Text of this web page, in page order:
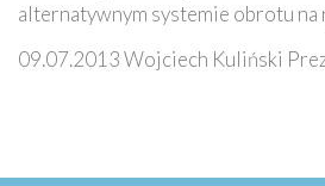
alternatywnym systemie obrotu na
09.07.2013 Wojciech Kuliński